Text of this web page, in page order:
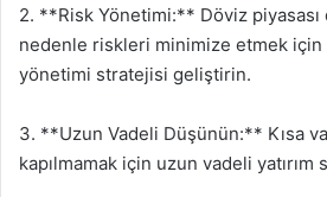
2. **Risk Yönetimi:** Döviz piyasası
nedenle riskleri minimize etmek
yönetimi stratejisi geliştirin.
3. **Uzun Vadeli Düşünün:** Kısa
kapılmamak için uzun vadeli